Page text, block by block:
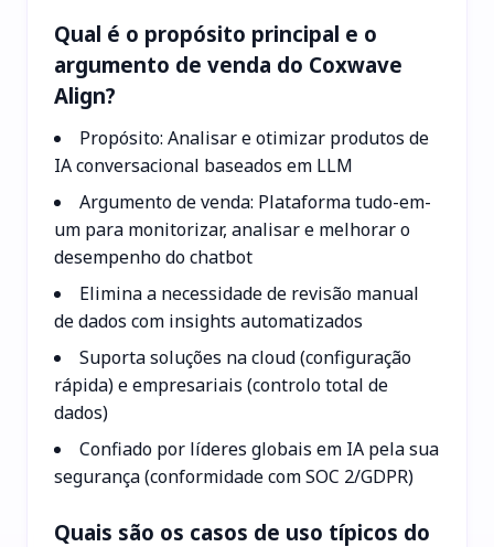
Qual é o propósito principal e o
argumento de venda do Coxwave
Align?
Propósito: Analisar e otimizar produtos de
IA conversacional baseados em LLM
Argumento de venda: Plataforma tudo-em-
um para monitorizar, analisar e melhorar o
desempenho do chatbot
Elimina a necessidade de revisão manual
de dados com insights automatizados
Suporta soluções na cloud (configuração
rápida) e empresariais (controlo total de
dados)
Confiado por líderes globais em IA pela sua
segurança (conformidade com SOC 2/GDPR)
Quais são os casos de uso típicos do